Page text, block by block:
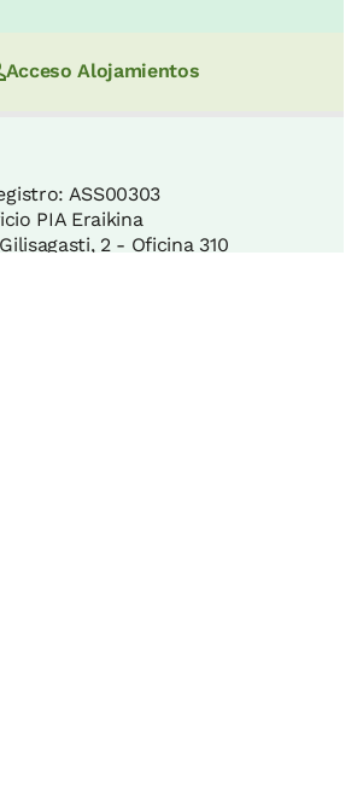
Acceso Alojamientos
ASS00303
PIA Eraikina
2 - Oficina 310